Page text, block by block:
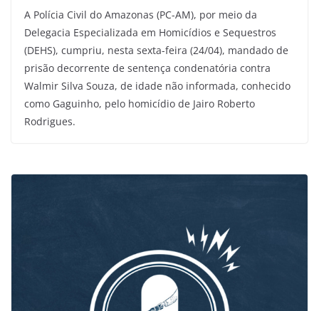
A Polícia Civil do Amazonas (PC-AM), por meio da
Delegacia Especializada em Homicídios e Sequestros
(DEHS), cumpriu, nesta sexta-feira (24/04), mandado de
prisão decorrente de sentença condenatória contra
Walmir Silva Souza, de idade não informada, conhecido
como Gaguinho, pelo homicídio de Jairo Roberto
Rodrigues.